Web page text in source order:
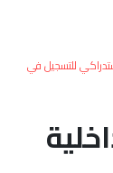
الاستدراكي للتسجيل في
الداخلية